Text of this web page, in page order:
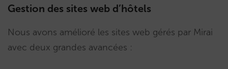
Gestion des sites web d’hôtels
Nous avons amélioré les sites web gérés par Mirai
avec deux grandes avancées :